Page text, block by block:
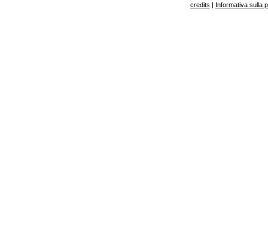
credits | Informativa sulla